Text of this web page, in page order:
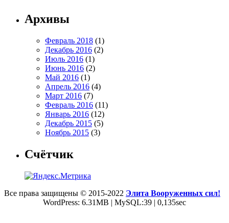
Архивы
Февраль 2018 (1)
Декабрь 2016 (2)
Июль 2016 (1)
Июнь 2016 (2)
Май 2016 (1)
Апрель 2016 (4)
Март 2016 (7)
Февраль 2016 (11)
Январь 2016 (12)
Декабрь 2015 (5)
Ноябрь 2015 (3)
Счётчик
Все права защищены © 2015-2022 Элита Вооруженных сил!
WordPress: 6.31MB | MySQL:39 | 0,135sec